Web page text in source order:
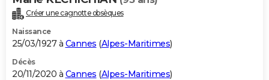
Créer une cagnotte obsèques
Naissance
25/03/1927 à Cannes (Alpes-Maritimes)
Décès
20/11/2020 à Cannes (Alpes-Maritimes)